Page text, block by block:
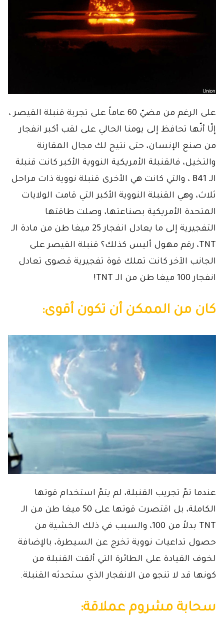
على الرغم من مضيّ 60 عاماً على تجربة قنبلة القيصر ،
إلّا أنّها تحافظ إلى يومنا الحالي على لقب أكبر انفجار
من صنع الإنسان، حتى نتيح لك مجال المقارنة
والتخيل، فالقنبلة الأمريكية النووية الأكبر كانت قنبلة
الـ B41 ، والتي كانت هي الأخرى قنبلة نووية ذات مراحل
ثلاث، وهي القنبلة النووية الأكبر التي قامت الولايات
المتحدة الأمريكية بصناعتها، وصلت طاقتها
التفجيرية إلى ما يعادل انفجار 25 ميغا طن من مادة الـ
TNT، رقم مهول أليس كذلك؟ قنبلة القيصر على
الجانب الآخر كانت تملك قوة تفجيرية قصوى تعادل
انفجار 100 ميغا طن من الـ TNT!
كان من الممكن أن تكون أقوى:
عندما تمّ تجريب القنبلة، لم يتمّ استخدام قوتها
الكاملة، بل اقتصرت قوتها على 50 ميغا طن من الـ
TNT بدلاً من 100، والسبب في ذلك الخشية من
حصول تداعيات نووية تخرج عن السيطرة، بالإضافة
لخوف القيادة على الطائرة التي ألقت القنبلة من
كونها قد لا تنجو من الانفجار الذي ستحدثه القنبلة.
سحابة مشروم عملاقة: